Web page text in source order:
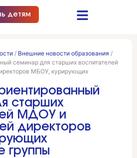
детям
/ Внешние новости образования /
семинар для старших воспитателей
МБОУ, курирующих
старших
МДОУ и
директоров
группы